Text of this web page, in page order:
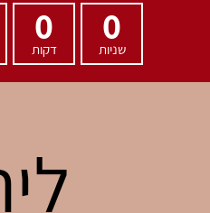
0
שניות
0
דקות